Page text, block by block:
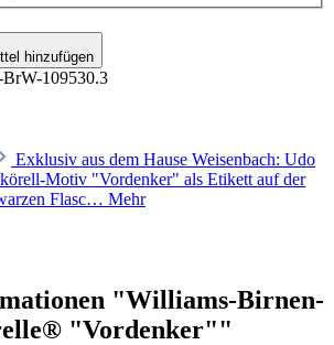
hinzufügen
109530.3
Exklusiv aus dem Hause Weisenbach: Udo
Motiv "Vordenker" als Etikett auf der
Flasc… Mehr
"Williams-Birnen-
"Vordenker""